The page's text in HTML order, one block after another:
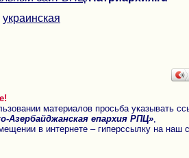
украинская
материалов просьба указывать
Азербайджанская епархия РПЦ»
в интернете – гиперссылку на наш